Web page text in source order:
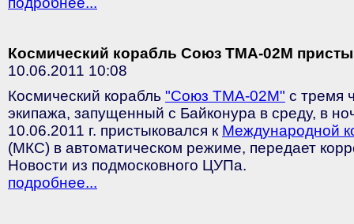
Космический корабль Союз ТМА-02М
10.06.2011 10:08
Космический корабль "Союз ТМА-02М" с тремя
экипажа, запущенный с Байконура в среду, в
10.06.2011 г. пристыковался к Международной
(МКС) в автоматическом режиме, передает
Новости из подмосковного ЦУПа.
подробнее...